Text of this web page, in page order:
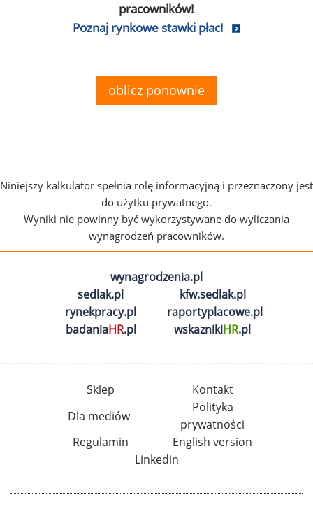
pracowników!
Poznaj rynkowe stawki płac!
oblicz ponownie
Niniejszy kalkulator spełnia rolę informacyjną i przeznaczony jest
do użytku prywatnego.
Wyniki nie powinny być wykorzystywane do wyliczania
wynagrodzeń pracowników.
wynagrodzenia.pl
sedlak.pl
kfw.sedlak.pl
rynekpracy.pl
raportyplacowe.pl
badaniaHR.pl wskaznikiHR.pl
Sklep
Kontakt
Dla mediów
Polityka
prywatności
Regulamin
English version
Linkedin